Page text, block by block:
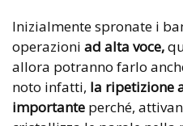
Inizialmente spronate i
operazioni ad alta voce,
allora potranno farlo
noto infatti, la ripetizione
importante perché,